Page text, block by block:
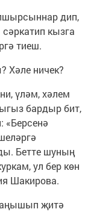
дип,
кызга
тиеш.
Хәле ничек?
үләм, хәлем
бардыр бит,
«Берсенә
Бетте шуның
ул бер көн
Шакирова.
аңышып җитә